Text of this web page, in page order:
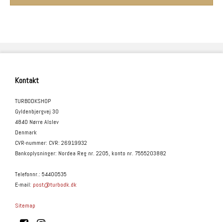
Kontakt
TURBODKSHOP
Gyldenbjergvej 30
4840 Nørre Alslev
Denmark
CVR-nummer: CVR: 26919932
Bankoplysninger: Nordea Reg nr. 2205, konto nr. 7555203882
Telefonnr.: 54400535
E-mail: post@turbodk.dk
Sitemap